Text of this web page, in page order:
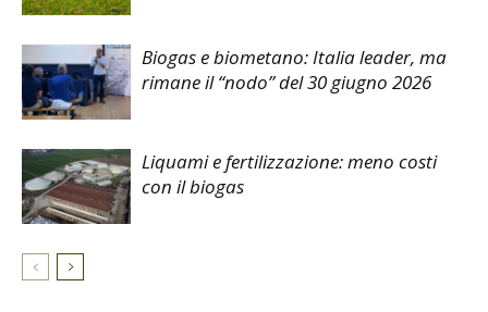
Biogas e biometano: Italia leader, ma
rimane il “nodo” del 30 giugno 2026
Liquami e fertilizzazione: meno costi
con il biogas